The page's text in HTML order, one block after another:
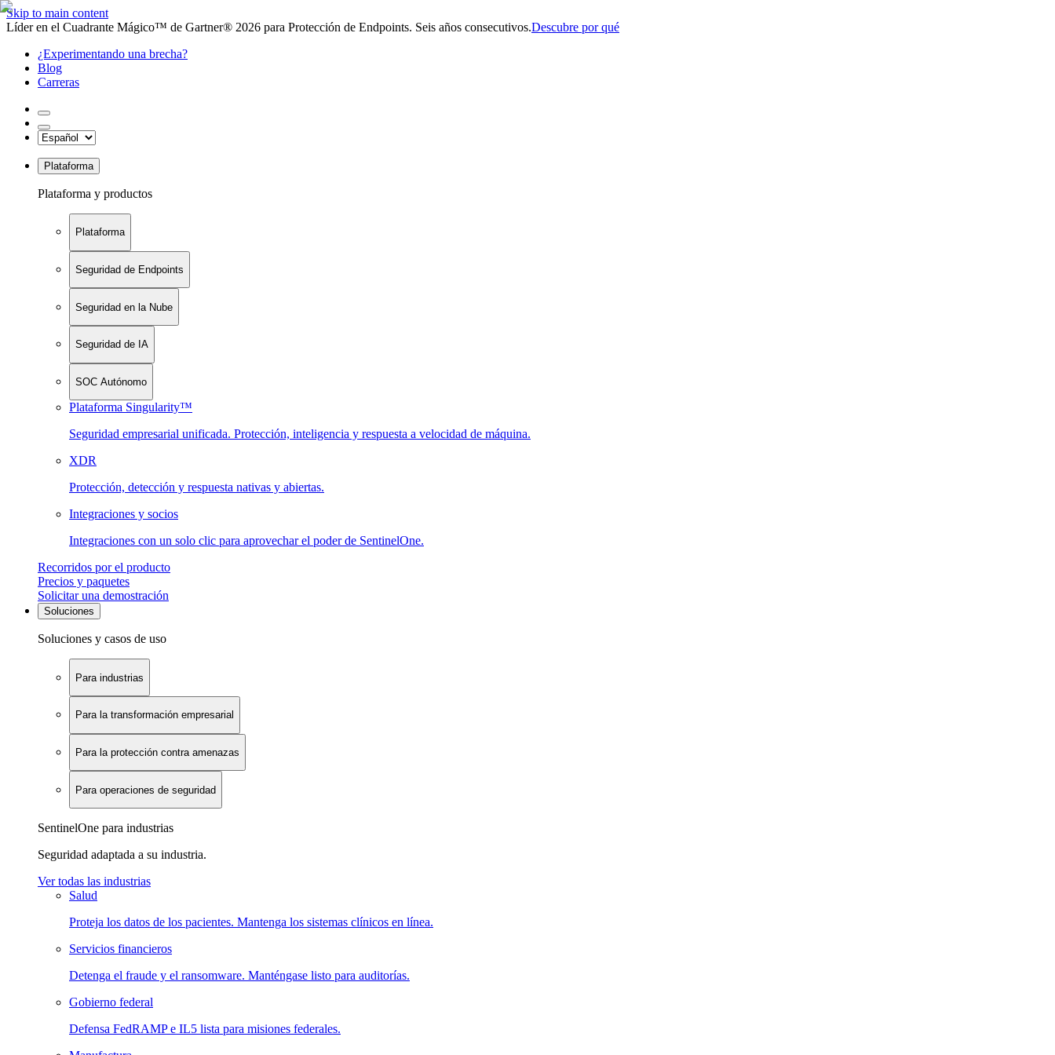
Skip to main content
Líder en el Cuadrante Mágico™ de Gartner® 2026 para Protección de Endpoints. Seis años consecutivos.Descubre por qué
¿Experimentando una brecha?
Blog
Carreras
Plataforma
Plataforma y productos
Plataforma
Seguridad de Endpoints
Seguridad en la Nube
Seguridad de IA
SOC Autónomo
Plataforma Singularity™
Seguridad empresarial unificada. Protección, inteligencia y respuesta a velocidad de máquina.
XDR
Protección, detección y respuesta nativas y abiertas.
Integraciones y socios
Integraciones con un solo clic para aprovechar el poder de SentinelOne.
Recorridos por el producto
Precios y paquetes
Solicitar una demostración
Soluciones
Soluciones y casos de uso
Para industrias
Para la transformación empresarial
Para la protección contra amenazas
Para operaciones de seguridad
SentinelOne para industrias
Seguridad adaptada a su industria.
Ver todas las industrias
Salud
Proteja los datos de los pacientes. Mantenga los sistemas clínicos en línea.
Servicios financieros
Detenga el fraude y el ransomware. Manténgase listo para auditorías.
Gobierno federal
Defensa FedRAMP e IL5 lista para misiones federales.